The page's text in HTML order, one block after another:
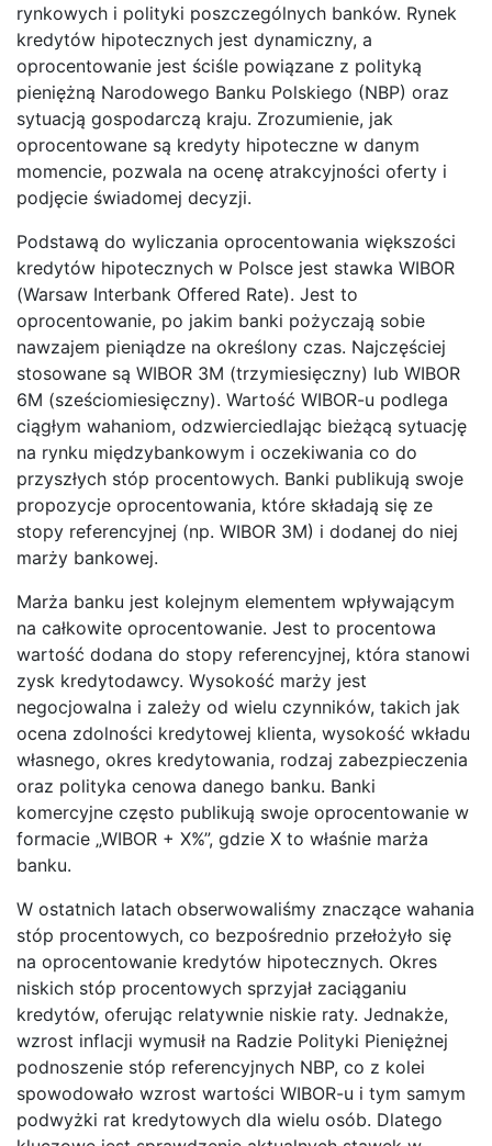
rynkowych i polityki poszczególnych banków. Rynek
kredytów hipotecznych jest dynamiczny, a
oprocentowanie jest ściśle powiązane z polityką
pieniężną Narodowego Banku Polskiego (NBP) oraz
sytuacją gospodarczą kraju. Zrozumienie, jak
oprocentowane są kredyty hipoteczne w danym
momencie, pozwala na ocenę atrakcyjności oferty i
podjęcie świadomej decyzji.
Podstawą do wyliczania oprocentowania większości
kredytów hipotecznych w Polsce jest stawka WIBOR
(Warsaw Interbank Offered Rate). Jest to
oprocentowanie, po jakim banki pożyczają sobie
nawzajem pieniądze na określony czas. Najczęściej
stosowane są WIBOR 3M (trzymiesięczny) lub WIBOR
6M (sześciomiesięczny). Wartość WIBOR-u podlega
ciągłym wahaniom, odzwierciedlając bieżącą sytuację
na rynku międzybankowym i oczekiwania co do
przyszłych stóp procentowych. Banki publikują swoje
propozycje oprocentowania, które składają się ze
stopy referencyjnej (np. WIBOR 3M) i dodanej do niej
marży bankowej.
Marża banku jest kolejnym elementem wpływającym
na całkowite oprocentowanie. Jest to procentowa
wartość dodana do stopy referencyjnej, która stanowi
zysk kredytodawcy. Wysokość marży jest
negocjowalna i zależy od wielu czynników, takich jak
ocena zdolności kredytowej klienta, wysokość wkładu
własnego, okres kredytowania, rodzaj zabezpieczenia
oraz polityka cenowa danego banku. Banki
komercyjne często publikują swoje oprocentowanie w
formacie „WIBOR + X%”, gdzie X to właśnie marża
banku.
W ostatnich latach obserwowaliśmy znaczące wahania
stóp procentowych, co bezpośrednio przełożyło się
na oprocentowanie kredytów hipotecznych. Okres
niskich stóp procentowych sprzyjał zaciąganiu
kredytów, oferując relatywnie niskie raty. Jednakże,
wzrost inflacji wymusił na Radzie Polityki Pieniężnej
podnoszenie stóp referencyjnych NBP, co z kolei
spowodowało wzrost wartości WIBOR-u i tym samym
podwyżki rat kredytowych dla wielu osób. Dlatego